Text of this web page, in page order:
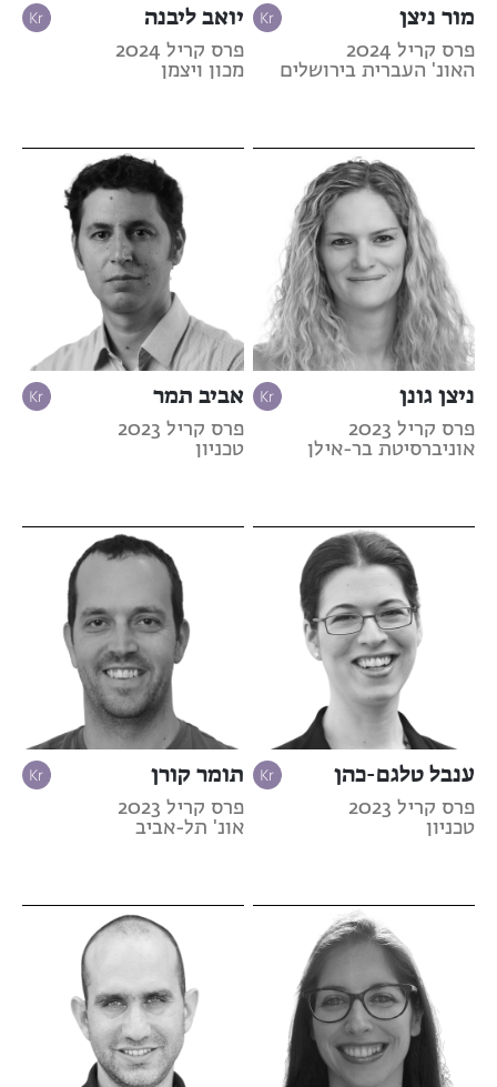
מור ניצן
פרס קריל 2024
האונ' העברית בירושלים
יואב ליבנה
פרס קריל 2024
מכון ויצמן
ניצן גונן
פרס קריל 2023
אוניברסיטת בר-אילן
אביב תמר
פרס קריל 2023
טכניון
ענבל טלגם-כהן
פרס קריל 2023
טכניון
תומר קורן
פרס קריל 2023
אונ' תל-אביב